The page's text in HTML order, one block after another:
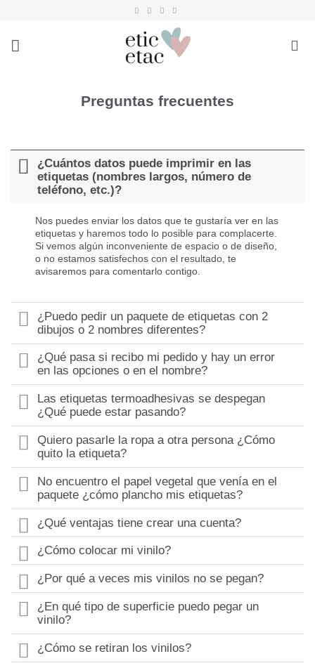
Preguntas frecuentes
¿Cuántos datos puede imprimir en las
etiquetas (nombres largos, número de
teléfono, etc.)?
Nos puedes enviar los datos que te gustaría ver en las
etiquetas y haremos todo lo posible para complacerte.
Si vemos algún inconveniente de espacio o de diseño,
o no estamos satisfechos con el resultado, te
avisaremos para comentarlo contigo.
¿Puedo pedir un paquete de etiquetas con 2
dibujos o 2 nombres diferentes?
¿Qué pasa si recibo mi pedido y hay un error
en las opciones o en el nombre?
Las etiquetas termoadhesivas se despegan
¿Qué puede estar pasando?
Quiero pasarle la ropa a otra persona ¿Cómo
quito la etiqueta?
No encuentro el papel vegetal que venía en el
paquete ¿cómo plancho mis etiquetas?
¿Qué ventajas tiene crear una cuenta?
¿Cómo colocar mi vinilo?
¿Por qué a veces mis vinilos no se pegan?
¿En qué tipo de superficie puedo pegar un
vinilo?
¿Cómo se retiran los vinilos?